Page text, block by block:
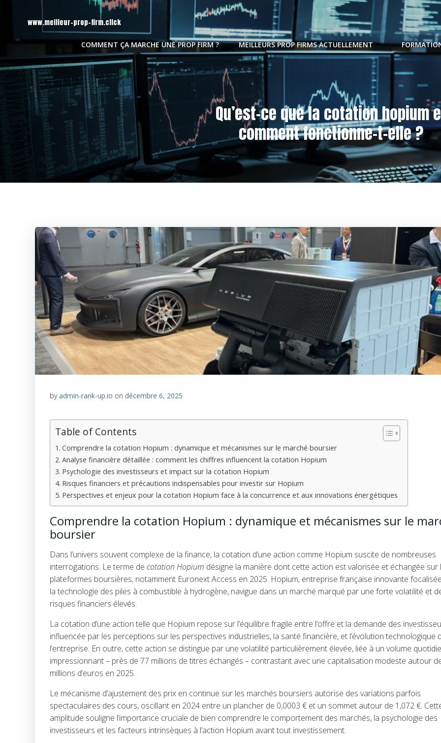
contenu
www.meilleur-prop-firm.click
COMMENT ÇA MARCHE UNE PROP FIRM ? MEILLEURS PROP FIRMS ACTUELLEMENT
Qu’est-ce que la cotation hopium
comment fonctionne-t-elle ?
byadmin-rank-up.io on décembre 6, 2025
Table of Contents
Comprendre la cotation Hopium : dynamique et mécanismes sur le marché boursier
Analyse financière détaillée : comment les chiffres influencent la cotation Hopium
Psychologie des investisseurs et impact sur la cotation Hopium
Risques financiers et précautions indispensables pour investir sur Hopium
Perspectives et enjeux pour la cotation Hopium face à la concurrence et aux innovations énergétiques
Comprendre la cotation Hopium : dynamique et mécanismes sur le
boursier
Dans l’univers souvent complexe de la finance, la cotation d’une action comme Hopium suscite de nombreuses
interrogations. Le terme de cotation Hopium désigne la manière dont cette action est valorisée et échangée sur
plateformes boursières, notamment Euronext Access en 2025. Hopium, entreprise française innovante
la technologie des piles à combustible à hydrogène, navigue dans un marché marqué par une forte volatilité et
risques financiers élevés.
La cotation d’une action telle que Hopium repose sur l’équilibre fragile entre l’offre et la demande des
influencée par les perceptions sur les perspectives industrielles, la santé financière, et l’évolution technologique
l’entreprise. En outre, cette action se distingue par une volatilité particulièrement élevée, liée à un volume
impressionnant – près de 77 millions de titres échangés – contrastant avec une capitalisation modeste autour
millions d’euros en 2025.
Le mécanisme d’ajustement des prix en continue sur les marchés boursiers autorise des variations parfois
spectaculaires des cours, oscillant en 2024 entre un plancher de 0,0003 € et un sommet autour de 1,072 €.
amplitude souligne l’importance cruciale de bien comprendre le comportement des marchés, la psychologie des
investisseurs et les facteurs intrinsèques à l’action Hopium avant tout investissement.